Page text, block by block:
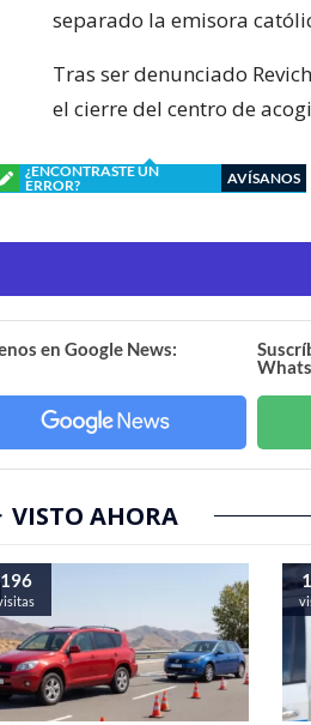
separado la emisora
Tras ser denunciado
el cierre del centro de
¿ENCONTRASTE UN
ERROR?
AVÍSANOS
en Google News:
VISTO AHORA
196